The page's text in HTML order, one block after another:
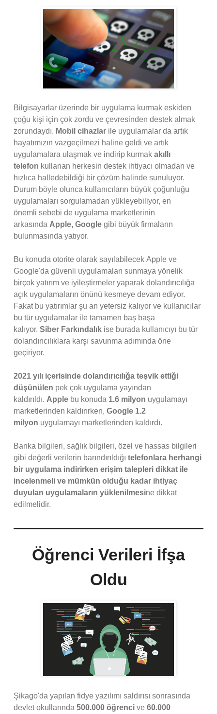
Bilgisayarlar üzerinde bir uygulama kurmak eskiden
çoğu kişi için çok zordu ve çevresinden destek almak
zorundaydı. Mobil cihazlar ile uygulamalar da artık
hayatımızın vazgeçilmezi haline geldi ve artık
uygulamalara ulaşmak ve indirip kurmak akıllı
telefon kullanan herkesin destek ihtiyacı olmadan ve
hızlıca halledebildiği bir çözüm halinde sunuluyor.
Durum böyle olunca kullanıcıların büyük çoğunluğu
uygulamaları sorgulamadan yükleyebiliyor, en
önemli sebebi de uygulama marketlerinin
arkasında Apple, Google gibi büyük firmaların
bulunmasında yatıyor.
Bu konuda otorite olarak sayılabilecek Apple ve
Google'da güvenli uygulamaları sunmaya yönelik
birçok yatırım ve iyileştirmeler yaparak dolandırıcılığa
açık uygulamaların önünü kesmeye devam ediyor.
Fakat bu yatırımlar şu an yetersiz kalıyor ve kullanıcılar
bu tür uygulamalar ile tamamen baş başa
kalıyor. Siber Farkındalık ise burada kullanıcıyı bu tür
dolandırıcılıklara karşı savunma adımında öne
geçiriyor.
2021 yılı içerisinde dolandırıcılığa teşvik ettiği
düşünülen pek çok uygulama yayından
kaldırıldı. Apple bu konuda 1.6 milyon uygulamayı
marketlerinden kaldırırken, Google 1.2
milyon uygulamayı marketlerinden kaldırdı.
Banka bilgileri, sağlık bilgileri, özel ve hassas bilgileri
gibi değerli verilerin barındırıldığı telefonlara herhangi
bir uygulama indirirken erişim talepleri dikkat ile
incelenmeli ve mümkün olduğu kadar ihtiyaç
duyulan uygulamaların yüklenilmesine dikkat
edilmelidir.
Öğrenci Verileri İfşa
Oldu
Şikago'da yapılan fidye yazılımı saldırısı sonrasında
devlet okullarında 500.000 öğrenci ve 60.000